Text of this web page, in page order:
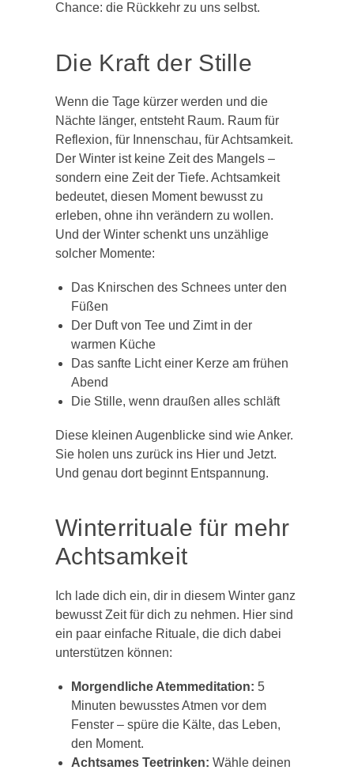
Chance: die Rückkehr zu uns selbst.
Die Kraft der Stille
Wenn die Tage kürzer werden und die
Nächte länger, entsteht Raum. Raum für
Reflexion, für Innenschau, für Achtsamkeit.
Der Winter ist keine Zeit des Mangels –
sondern eine Zeit der Tiefe. Achtsamkeit
bedeutet, diesen Moment bewusst zu
erleben, ohne ihn verändern zu wollen.
Und der Winter schenkt uns unzählige
solcher Momente:
Das Knirschen des Schnees unter den
Füßen
Der Duft von Tee und Zimt in der
warmen Küche
Das sanfte Licht einer Kerze am frühen
Abend
Die Stille, wenn draußen alles schläft
Diese kleinen Augenblicke sind wie Anker.
Sie holen uns zurück ins Hier und Jetzt.
Und genau dort beginnt Entspannung.
Winterrituale für mehr
Achtsamkeit
Ich lade dich ein, dir in diesem Winter ganz
bewusst Zeit für dich zu nehmen. Hier sind
ein paar einfache Rituale, die dich dabei
unterstützen können:
Morgendliche Atemmeditation: 5
Minuten bewusstes Atmen vor dem
Fenster – spüre die Kälte, das Leben,
den Moment.
Achtsames Teetrinken: Wähle deinen